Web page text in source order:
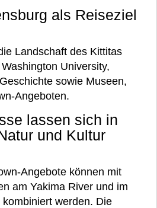
als Reiseziel
Landschaft des Kittitas
University,
sowie Museen,
Angeboten.
lassen sich in
und Kultur
Angebote können mit
am Yakima River und im
werden. Die